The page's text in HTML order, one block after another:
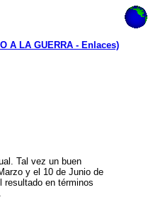
A LA GUERRA - Enlaces)
Tal vez un buen
y el 10 de Junio de
resultado en términos